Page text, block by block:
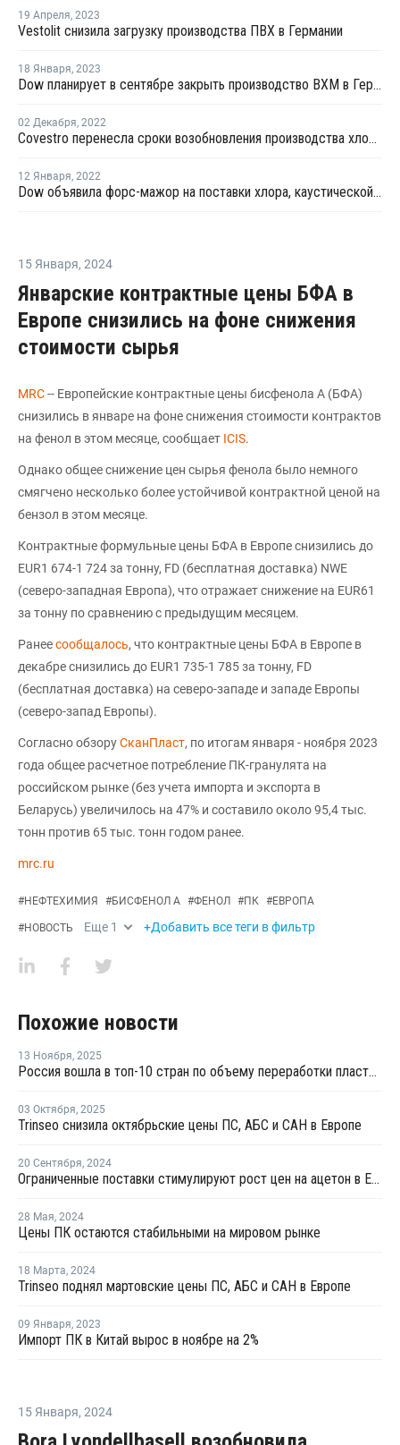
19 Апреля, 2023
Vestolit снизила загрузку производства ПВХ в Германии
18 Января, 2023
Dow планирует в сентябре закрыть производство ВХМ в Германии на ремонт
02 Декабря, 2022
Covestro перенесла сроки возобновления производства хлорщелочной продукции в Дормагене
12 Января, 2022
Dow объявила форс-мажор на поставки хлора, каустической соды и ВХМ в Германии
15 Января, 2024
Январские контрактные цены БФА в
Европе снизились на фоне снижения
стоимости сырья
MRC-- Европейские контрактные цены бисфенола А (БФА)
снизились в январе на фоне снижения стоимости контрактов
на фенол в этом месяце, сообщает ICIS.
Однако общее снижение цен сырья фенола было немного
смягчено несколько более устойчивой контрактной ценой на
бензол в этом месяце.
Контрактные формульные цены БФА в Европе снизились до
EUR1 674-1 724 за тонну, FD (бесплатная доставка) NWE
(северо-западная Европа), что отражает снижение на EUR61
за тонну по сравнению с предыдущим месяцем.
Ранеесообщалось, что контрактные цены БФА в Европе в
декабре снизились до EUR1 735-1 785 за тонну, FD
(бесплатная доставка) на северо-западе и западе Европы
(северо-запад Европы).
Согласно обзоруСканПласт, по итогам января - ноября 2023
года общее расчетное потребление ПК-гранулята на
российском рынке (без учета импорта и экспорта в
Беларусь) увеличилось на 47% и составило около 95,4 тыс.
тонн против 65 тыс. тонн годом ранее.
mrc.ru
#НЕФТЕХИМИЯ #БИСФЕНОЛ А #ФЕНОЛ #ПК #ЕВРОПА
#НОВОСТЬ Еще 1 +Добавить все теги в фильтр
Похожие новости
13 Ноября, 2025
Россия вошла в топ-10 стран по объему переработки пластмасс за 2024 год
03 Октября, 2025
Trinseo снизила октябрьские цены ПС, АБС и САН в Европе
20 Сентября, 2024
Ограниченные поставки стимулируют рост цен на ацетон в Европе
28 Мая, 2024
Цены ПК остаются стабильными на мировом рынке
18 Марта, 2024
Trinseo поднял мартовские цены ПС, АБС и САН в Европе
09 Января, 2023
Импорт ПК в Китай вырос в ноябре на 2%
15 Января, 2024